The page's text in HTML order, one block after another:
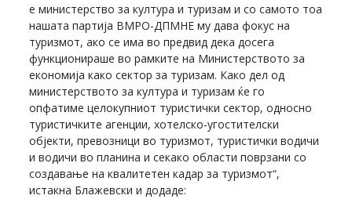
е министерство за култура и туризам и со самото тоа
нашата партија ВМРО-ДПМНЕ му дава фокус на
туризмот, ако се има во предвид дека досега
функционираше во рамките на Министерството за
економија како сектор за туризам. Како дел од
министерството за култура и туризам ќе го
опфатиме целокупниот туристички сектор, односно
туристичките агенции, хотелско-угостителски
објекти, превозници во туризмот, туристички водичи
и водичи во планина и секако области поврзани со
создавање на квалитетен кадар за туризмот“,
истакна Блажевски и додаде: